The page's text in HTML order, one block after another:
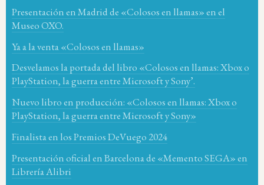
Presentación en Madrid de «Colosos en llamas» en el
Museo OXO.
Ya a la venta «Colosos en llamas»
Desvelamos la portada del libro «Colosos en llamas: Xbox o
PlayStation, la guerra entre Microsoft y Sony’.
Nuevo libro en producción: «Colosos en llamas: Xbox o
PlayStation, la guerra entre Microsoft y Sony»
Finalista en los Premios DeVuego 2024
Presentación oficial en Barcelona de «Memento SEGA» en
Librería Alibri